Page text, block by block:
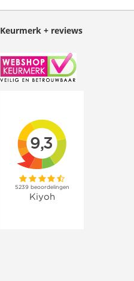
Keurmerk + reviews